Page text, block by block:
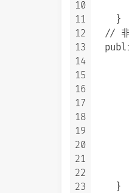
10
11
12
13
14
15
16
17
18
19
20
21
22
23
    }
//